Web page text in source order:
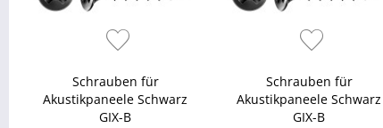
Schrauben für
Akustikpaneele Schwarz
GIX-B
Schrauben für
Akustikpaneele Schwarz
GIX-B